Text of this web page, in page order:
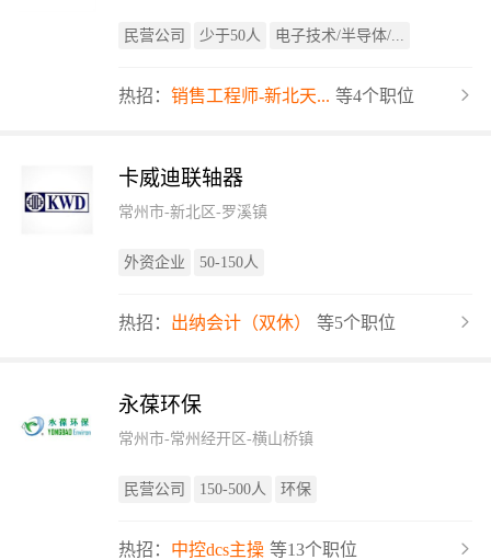
民营公司 少于50人 电子技术/半导体/...
热招： 销售工程师-新北天... 等4个职位
卡威迪联轴器
常州市-新北区-罗溪镇
外资企业 50-150人
热招： 出纳会计（双休） 等5个职位
永葆环保
常州市-常州经开区-横山桥镇
民营公司 150-500人 环保
热招： 中控dcs主操 等13个职位